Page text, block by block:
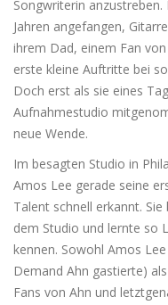
Songwriterin
Jahren angefangen,
ihrem Dad, einem Fan
erste kleine Auftritte bei
Doch erst als sie eines
Aufnahmestudio
neue Wende.
Im besagten Studio in
Amos Lee gerade seine
Talent schnell erkannt.
dem Studio und lernte so
kennen. Sowohl Amos
Demand Ahn gastierte)
Fans von Ahn und